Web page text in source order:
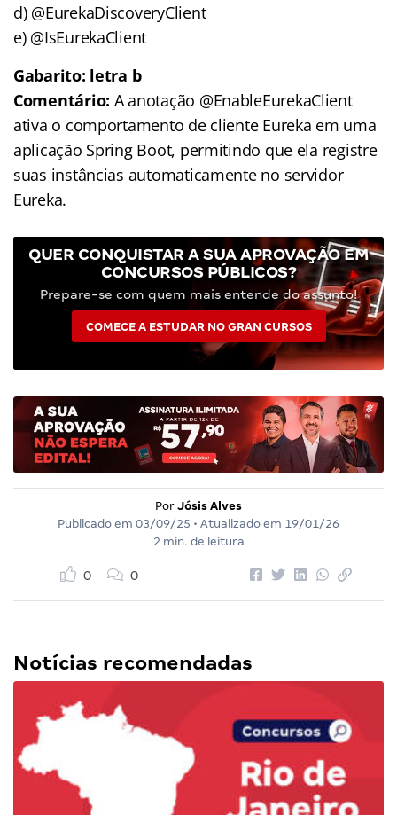
d) @EurekaDiscoveryClient
e) @IsEurekaClient
Gabarito: letra b
Comentário: A anotação @EnableEurekaClient
ativa o comportamento de cliente Eureka em uma
aplicação Spring Boot, permitindo que ela registre
suas instâncias automaticamente no servidor
Eureka.
QUER CONQUISTAR A SUA APROVAÇÃO EM
CONCURSOS PÚBLICOS?
Prepare-se com quem mais entende do assunto!
COMECE A ESTUDAR NO GRAN CURSOS
Por Jósis Alves
Publicado em 03/09/25 • Atualizado em 19/01/26
2 min. de leitura
0 0
Notícias recomendadas